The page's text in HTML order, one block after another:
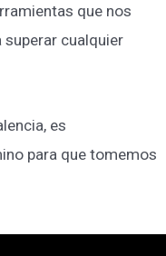
que nos
superar cualquier
es
para que tomemos